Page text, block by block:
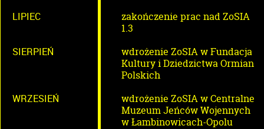
LIPIEC
zakończenie prac nad ZoSIA
1.3
SIERPIEŃ
wdrożenie ZoSIA w Fundacja
Kultury i Dziedzictwa Ormian
Polskich
WRZESIEŃ
wdrożenie ZoSIA w Centralne
Muzeum Jeńców Wojennych
w Łambinowicach-Opolu